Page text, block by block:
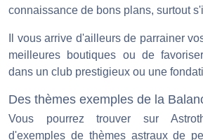
connaissance de bons plans, surtout
Il vous arrive d'ailleurs de parrainer
meilleures boutiques ou de
dans un club prestigieux ou une
Des thèmes exemples de la
Vous pourrez trouver sur
d'exemples de thèmes astraux de